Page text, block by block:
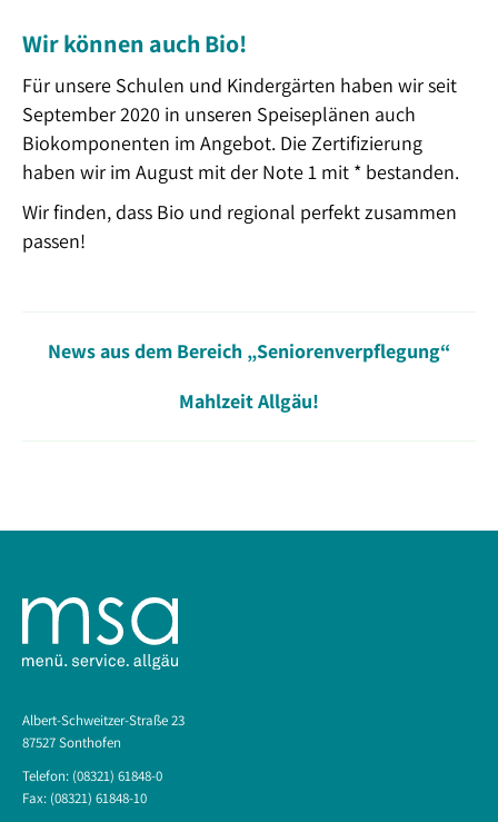
Wir können auch Bio!
Für unsere Schulen und Kindergärten haben wir seit
September 2020 in unseren Speiseplänen auch
Biokomponenten im Angebot. Die Zertifizierung
haben wir im August mit der Note 1 mit * bestanden.
Wir finden, dass Bio und regional perfekt zusammen
passen!
Vorheriger
Beitrag:
News aus dem Bereich „Seniorenverpflegung“
Nächster
Mahlzeit Allgäu!
Albert-Schweitzer-Straße 23
87527 Sonthofen
Telefon: (08321) 61848-0
Fax: (08321) 61848-10